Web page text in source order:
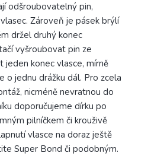
odšroubovatelný pin,
Zároveň je pásek brýlí
držel druhý konec
vyšroubovat pin ze
jeden konec vlasce, mírně
o jednu drážku dál. Pro zcela
nicméně nevratnou do
doporučujeme dírku po
pilníčkem či krouživě
vlasce na doraz ještě
Super Bond či podobným.